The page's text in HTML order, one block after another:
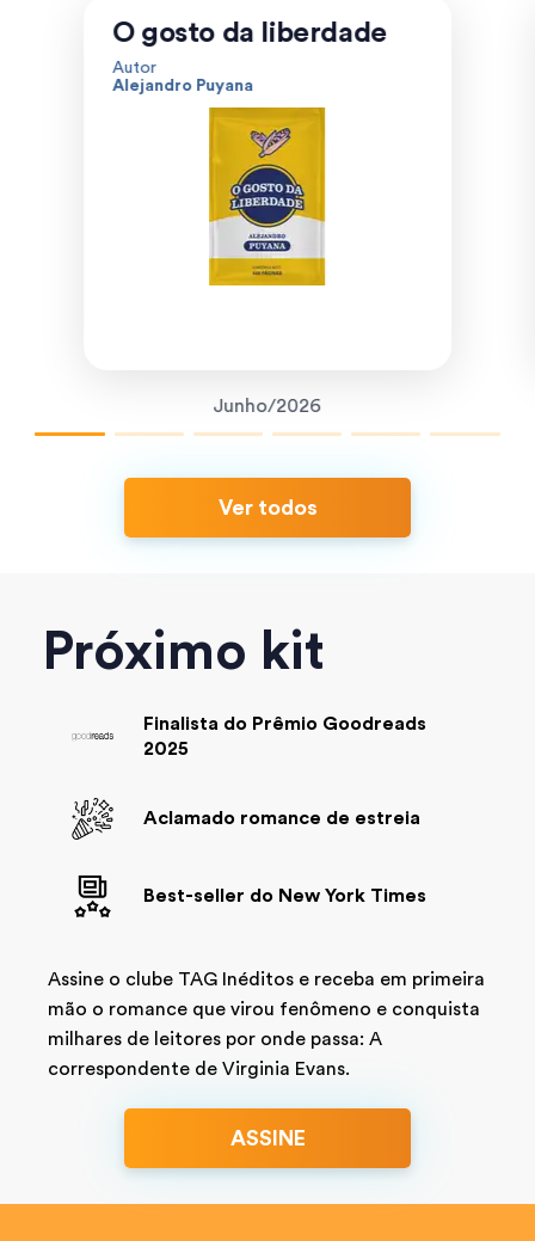
O gosto da liberdade
Autor
Alejandro Puyana
Junho/2026
Ver todos
Próximo kit
Finalista do Prêmio Goodreads
2025
Aclamado romance de estreia
Best-seller do New York Times
Assine o clube TAG Inéditos e receba em primeira
mão o romance que virou fenômeno e conquista
milhares de leitores por onde passa: A
correspondente de Virginia Evans.
ASSINE